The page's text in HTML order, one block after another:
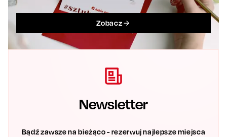
Zobacz
Newsletter
Bądź zawsze na bieżąco - rezerwuj najlepsze miejsca